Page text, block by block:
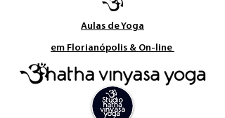
Aulas de Yoga​
em Florianópolis & On-line